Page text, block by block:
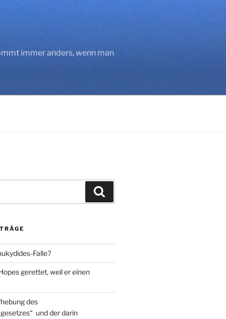
immer anders, wenn man
Falle?
gerettet, weil er einen
des
und der darin